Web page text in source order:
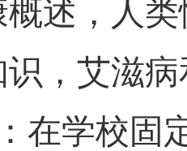
述，人
，艾滋
在学校固